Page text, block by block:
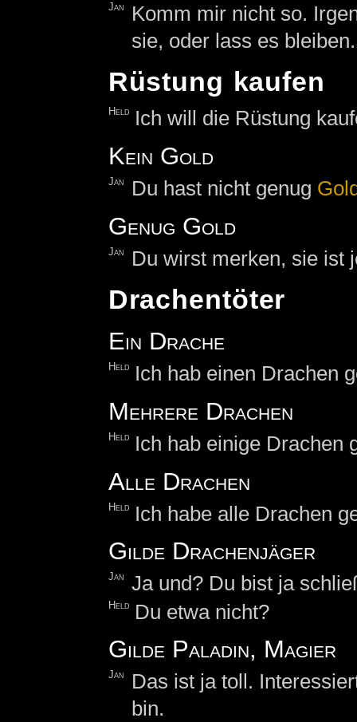
Jan
Komm mir nicht so.
sie, oder lass es bleiben.
Rüstung kaufen
Held Ich will die Rüstung
Kein Gold
Jan Du hast nicht genug
Genug Gold
Jan Du wirst merken, sie ist
Drachentöter
Ein Drache
Held Ich hab einen Drachen
Mehrere Drachen
Held Ich hab einige Drachen
Alle Drachen
Held Ich habe alle Drachen
Gilde Drachenjäger
Jan Ja und? Du bist ja
Held Du etwa nicht?
Gilde Paladin, Magier
Jan
Das ist ja toll.
bin.